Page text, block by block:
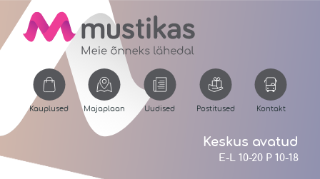
Kauplused Majaplaan Uudised Postitused Kontakt
Keskus avatud
E-L 10-20 P 10-18